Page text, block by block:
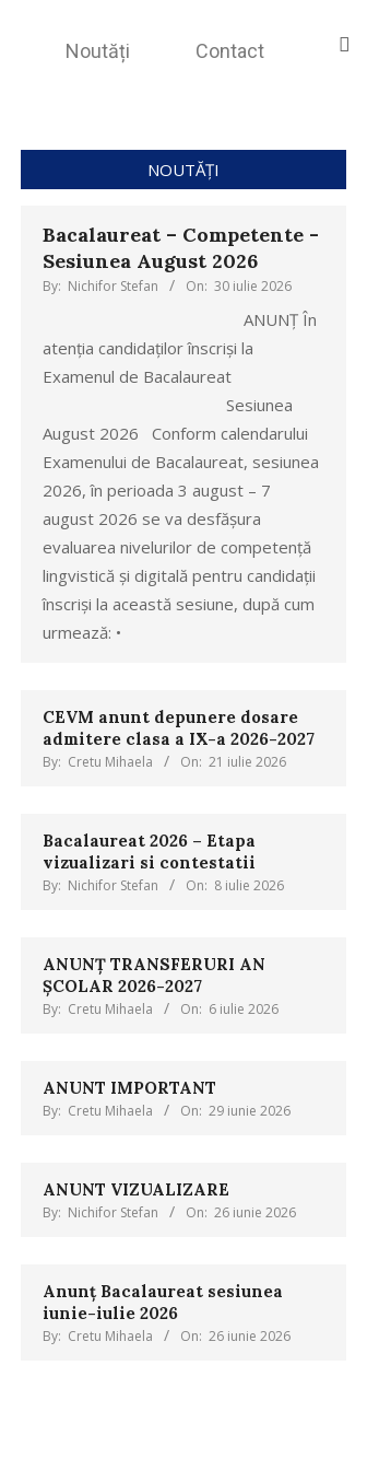
Noutăți Contact
NOUTĂȚI
Bacalaureat – Competente -
Sesiunea August 2026
By: Nichifor Stefan On: 30 iulie 2026
ANUNȚ În
atenția candidaților înscriși la
Examenul de Bacalaureat
Sesiunea
August 2026 Conform calendarului
Examenului de Bacalaureat, sesiunea
2026, în perioada 3 august – 7
august 2026 se va desfășura
evaluarea nivelurilor de competență
lingvistică și digitală pentru candidații
înscriși la această sesiune, după cum
urmează: •
CEVM anunt depunere dosare
admitere clasa a IX-a 2026-2027
By: Cretu Mihaela On: 21 iulie 2026
Bacalaureat 2026 – Etapa
vizualizari si contestatii
By: Nichifor Stefan On: 8 iulie 2026
ANUNȚ TRANSFERURI AN
ȘCOLAR 2026-2027
By: Cretu Mihaela On: 6 iulie 2026
ANUNT IMPORTANT
By: Cretu Mihaela On: 29 iunie 2026
ANUNT VIZUALIZARE
By: Nichifor Stefan On: 26 iunie 2026
Anunț Bacalaureat sesiunea
iunie-iulie 2026
By: Cretu Mihaela On: 26 iunie 2026